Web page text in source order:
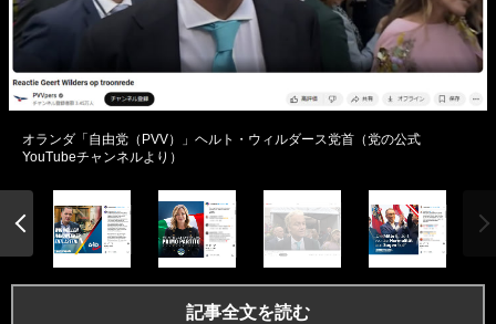
オランダ「自由党（PVV）」ヘルト・ウィルダース党首（党の公式
YouTubeチャンネルより）
記事全文を読む